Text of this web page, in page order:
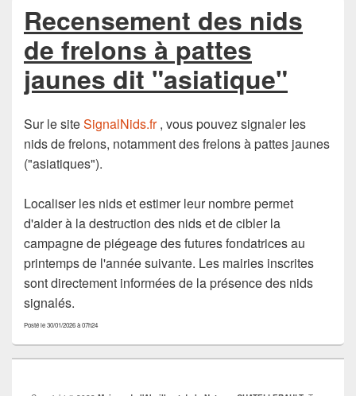
Recensement des nids
de frelons à pattes
jaunes dit "asiatique"
Sur le siteSignalNids.fr, vous pouvez signaler les
nids de frelons, notamment des frelons à pattes jaunes
("asiatiques").
Localiser les nids et estimer leur nombre permet
d'aider à la destruction des nids et de cibler la
campagne de piégeage des futures fondatrices au
printemps de l'année suivante. Les mairies inscrites
sont directement informées de la présence des nids
signalés.
Posté le 30/01/2026 à 07h24